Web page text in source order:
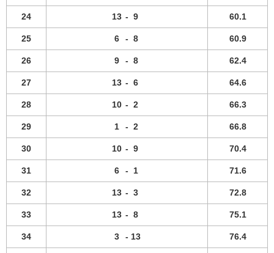
24 13 - 9 60.1
25 6 - 8 60.9
26 9 - 8 62.4
27 13 - 6 64.6
28 10 - 2 66.3
29 1 - 2 66.8
30 10 - 9 70.4
31 6 - 1 71.6
32 13 - 3 72.8
33 13 - 8 75.1
34 3 - 13 76.4